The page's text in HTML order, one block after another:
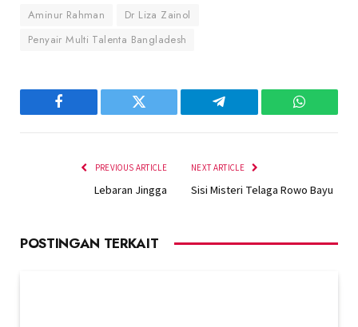
Aminur Rahman
Dr Liza Zainol
Penyair Multi Talenta Bangladesh
Facebook Twitter Telegram
PREVIOUS ARTICLE
Lebaran Jingga
NEXT ARTICLE
Sisi Misteri Telaga Rowo Bayu
POSTINGAN TERKAIT